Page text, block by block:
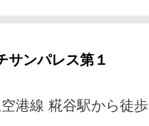
サンパレス第１
港線 糀谷駅から徒